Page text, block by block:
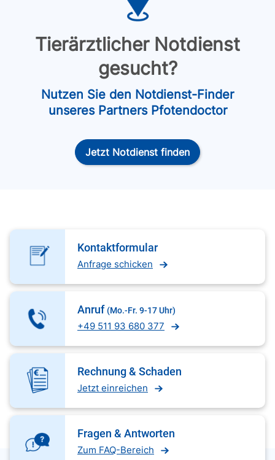
Tierärztlicher Notdienst
gesucht?
Nutzen Sie den Notdienst-Finder
unseres Partners Pfotendoctor
Jetzt Notdienst finden
Kontaktformular
Anfrage schicken
Anruf (Mo.-Fr. 9-17 Uhr)
+49 511 93 680 377
Rechnung & Schaden
Jetzt einreichen
Fragen & Antworten
Zum FAQ-Bereich